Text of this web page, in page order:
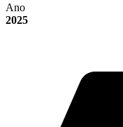
Ano
2025